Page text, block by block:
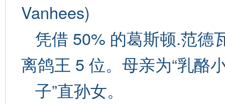
Vanhees)
凭借 50% 的葛斯顿.范德
离鸽王 5 位。母亲为“乳酪
子”直孙女。